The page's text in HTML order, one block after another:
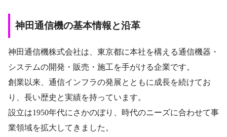
神田通信機の基本情報と沿革
神田通信機株式会社は、東京都に本社を構える通信機器・
システムの開発・販売・施工を手がける企業です。
創業以来、通信インフラの発展とともに成長を続けてお
り、長い歴史と実績を持っています。
設立は1950年代にさかのぼり、時代のニーズに合わせて事
業領域を拡大してきました。